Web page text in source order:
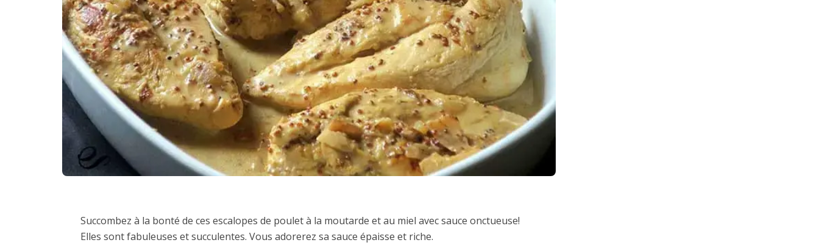
Succombez à la bonté de ces escalopes de poulet à la moutarde et au miel avec sauce onctueuse!
Elles sont fabuleuses et succulentes. Vous adorerez sa sauce épaisse et riche.